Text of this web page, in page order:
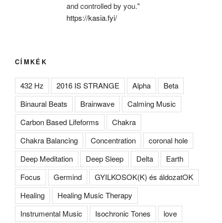
and controlled by you."
https://kasia.fyi/
CÍMKÉK
432 Hz 2016 IS STRANGE Alpha
Beta
Binaural Beats
Brainwave
Calming Music
Carbon Based Lifeforms
Chakra
Chakra Balancing
Concentration
coronal hole
Deep Meditation
Deep Sleep Delta
Earth
Focus
Germind
GYILKOSOK(K) és áldozatOK
Healing
Healing Music Therapy
Instrumental Music
Isochronic Tones love